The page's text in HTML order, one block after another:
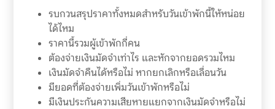
รบกวนสรุปราคาทั้งหมดสำหรับวันเข้าพักนี้ให้หน่อย
ได้ไหม
ราคานี้รวมผู้เข้าพักกี่คน
ต้องจ่ายเงินมัดจำเท่าไร และหักจากยอดรวมไหม
เงินมัดจำคืนได้หรือไม่ หากยกเลิกหรือเลื่อนวัน
มียอดที่ต้องจ่ายเพิ่มวันเข้าพักหรือไม่
มีเงินประกันความเสียหายแยกจากเงินมัดจำหรือไม่